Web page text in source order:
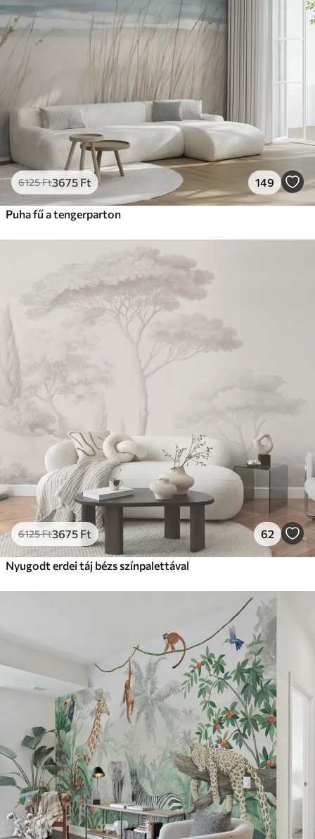
6125Ft3675 Ft 149
Puha fű a tengerparton
6125Ft3675 Ft 62
Nyugodt erdei táj bézs színpalettával